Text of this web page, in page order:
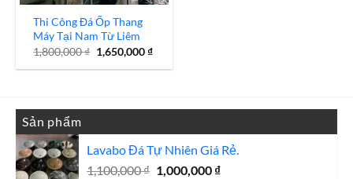
Thi Công Đá Ốp Thang
Máy Tại Nam Từ Liêm
1,800,000₫ Giá
gốc
là:
1,650,000₫Giá
tại
Sản phẩm
Lavabo Đá Tự Nhiên Giá Rẻ.
1,100,000₫ Giá
1,000,000 ₫Giá